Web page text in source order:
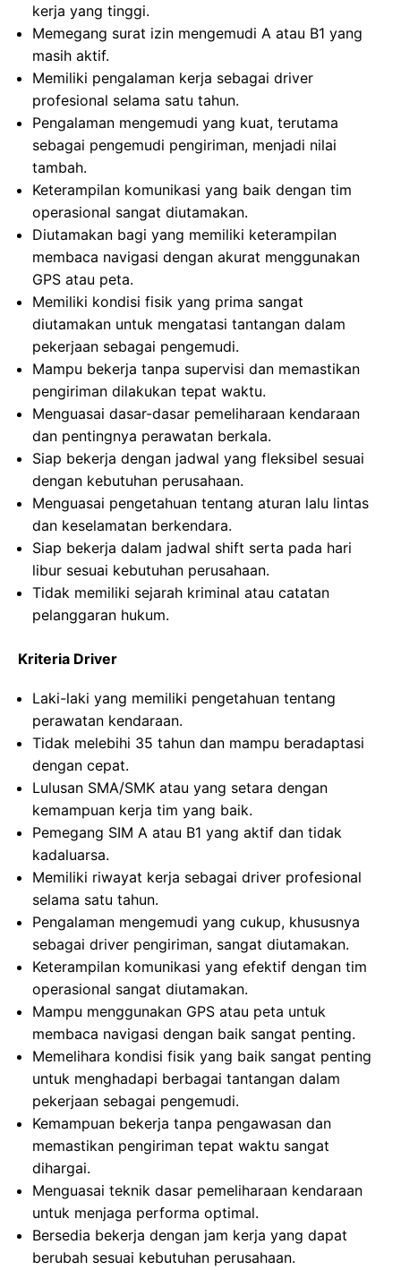
kerja yang tinggi.
Memegang surat izin mengemudi A atau B1 yang
masih aktif.
Memiliki pengalaman kerja sebagai driver
profesional selama satu tahun.
Pengalaman mengemudi yang kuat, terutama
sebagai pengemudi pengiriman, menjadi nilai
tambah.
Keterampilan komunikasi yang baik dengan tim
operasional sangat diutamakan.
Diutamakan bagi yang memiliki keterampilan
membaca navigasi dengan akurat menggunakan
GPS atau peta.
Memiliki kondisi fisik yang prima sangat
diutamakan untuk mengatasi tantangan dalam
pekerjaan sebagai pengemudi.
Mampu bekerja tanpa supervisi dan memastikan
pengiriman dilakukan tepat waktu.
Menguasai dasar-dasar pemeliharaan kendaraan
dan pentingnya perawatan berkala.
Siap bekerja dengan jadwal yang fleksibel sesuai
dengan kebutuhan perusahaan.
Menguasai pengetahuan tentang aturan lalu lintas
dan keselamatan berkendara.
Siap bekerja dalam jadwal shift serta pada hari
libur sesuai kebutuhan perusahaan.
Tidak memiliki sejarah kriminal atau catatan
pelanggaran hukum.
Kriteria Driver
Laki-laki yang memiliki pengetahuan tentang
perawatan kendaraan.
Tidak melebihi 35 tahun dan mampu beradaptasi
dengan cepat.
Lulusan SMA/SMK atau yang setara dengan
kemampuan kerja tim yang baik.
Pemegang SIM A atau B1 yang aktif dan tidak
kadaluarsa.
Memiliki riwayat kerja sebagai driver profesional
selama satu tahun.
Pengalaman mengemudi yang cukup, khususnya
sebagai driver pengiriman, sangat diutamakan.
Keterampilan komunikasi yang efektif dengan tim
operasional sangat diutamakan.
Mampu menggunakan GPS atau peta untuk
membaca navigasi dengan baik sangat penting.
Memelihara kondisi fisik yang baik sangat penting
untuk menghadapi berbagai tantangan dalam
pekerjaan sebagai pengemudi.
Kemampuan bekerja tanpa pengawasan dan
memastikan pengiriman tepat waktu sangat
dihargai.
Menguasai teknik dasar pemeliharaan kendaraan
untuk menjaga performa optimal.
Bersedia bekerja dengan jam kerja yang dapat
berubah sesuai kebutuhan perusahaan.